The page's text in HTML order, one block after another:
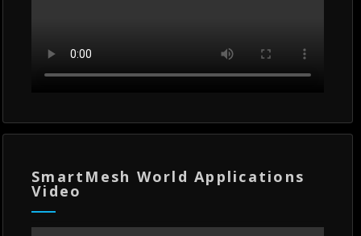
SmartMesh World Applications
Video